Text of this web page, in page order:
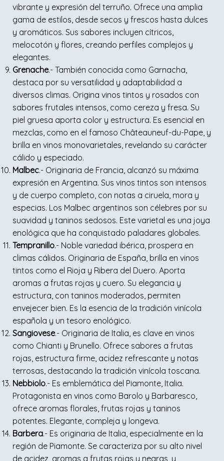
vibrante y expresión del terruño. Ofrece una amplia
gama de estilos, desde secos y frescos hasta dulces
y aromáticos. Sus sabores incluyen cítricos,
melocotón y flores, creando perfiles complejos y
elegantes.
Grenache.- También conocida como Garnacha,
destaca por su versatilidad y adaptabilidad a
diversos climas. Origina vinos tintos y rosados con
sabores frutales intensos, como cereza y fresa. Su
piel gruesa aporta color y estructura. Es esencial en
mezclas, como en el famoso Châteauneuf-du-Pape, y
brilla en vinos monovarietales, revelando su carácter
cálido y especiado.
Malbec.- Originaria de Francia, alcanzó su máxima
expresión en Argentina. Sus vinos tintos son intensos
y de cuerpo completo, con notas a ciruela, mora y
especias. Los Malbec argentinos son célebres por su
suavidad y taninos sedosos. Este varietal es una joya
enológica que ha conquistado paladares globales.
Tempranillo.- Noble variedad ibérica, prospera en
climas cálidos. Originaria de España, brilla en vinos
tintos como el Rioja y Ribera del Duero. Aporta
aromas a frutas rojas y cuero. Su elegancia y
estructura, con taninos moderados, permiten
envejecer bien. Es la esencia de la tradición vinícola
española y un tesoro enológico.
Sangiovese.- Originaria de Italia, es clave en vinos
como Chianti y Brunello. Ofrece sabores a frutas
rojas, estructura firme, acidez refrescante y notas
terrosas, destacando la tradición vinícola toscana.
Nebbiolo.- Es emblemática del Piamonte, Italia.
Protagonista en vinos como Barolo y Barbaresco,
ofrece aromas florales, frutas rojas y taninos
potentes. Elegante, compleja y longeva.
Barbera.- Es originaria de Italia, especialmente en la
región de Piamonte. Se caracteriza por su alto nivel
de acidez, aromas a frutas rojas y negras, y